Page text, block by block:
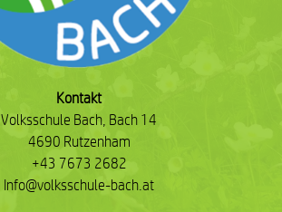
Kontakt
Volksschule Bach, Bach 14
4690 Rutzenham
+43 7673 2682
Info@volksschule-bach.at